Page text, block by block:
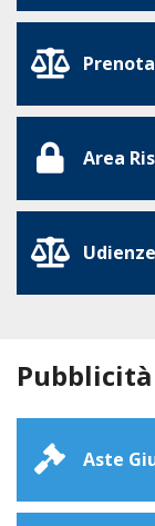
Area
Aste